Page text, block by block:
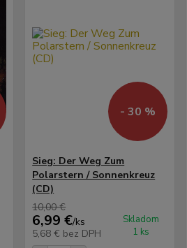
- 30 %
Sieg: Der Weg Zum
Polarstern / Sonnenkreuz
(CD)
10,00 €
6,99 €/ks
5,68 € bez DPH
Skladom
1 ks